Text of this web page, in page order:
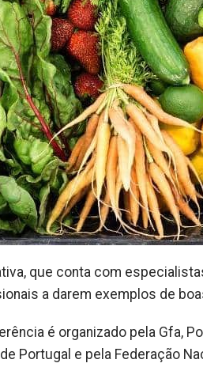
que conta com
a darem exemplos de
é organizado pela Gfa,
Portugal e pela Federação